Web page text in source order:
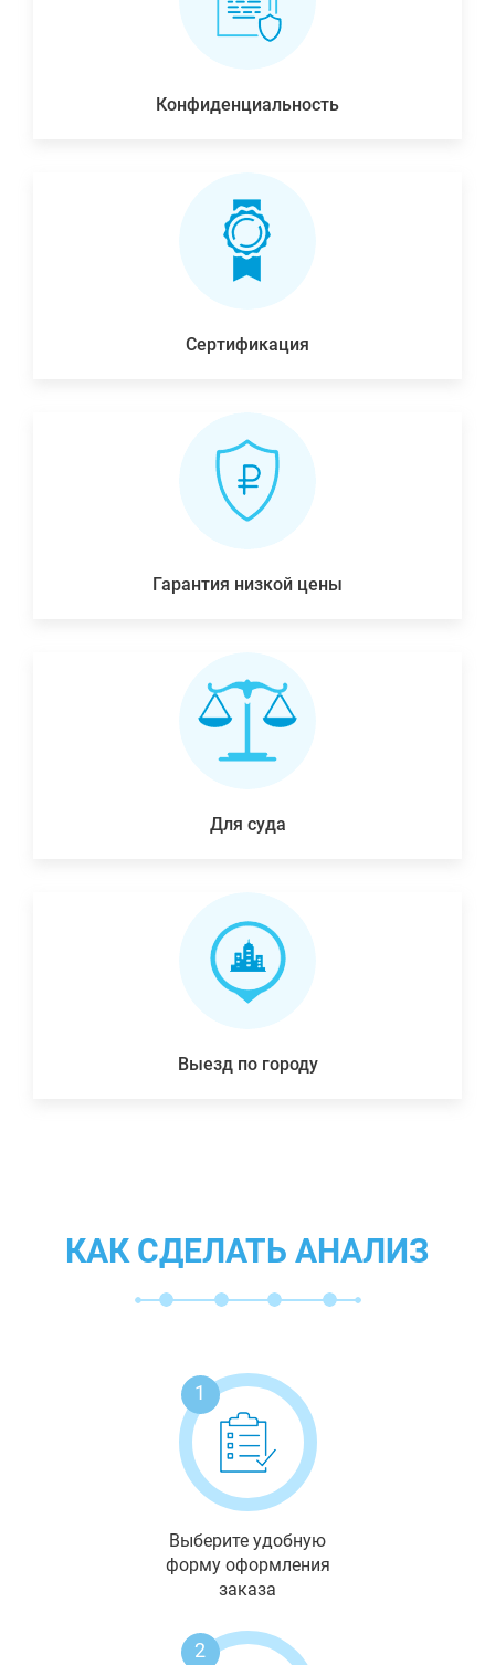
Конфиденциальность
Сертификация
Гарантия низкой цены
Для суда
Выезд по городу
КАК СДЕЛАТЬ АНАЛИЗ
1
Выберите удобную
форму оформления
заказа
2